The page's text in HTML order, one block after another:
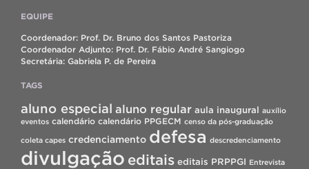
EQUIPE
Coordenador: Prof. Dr. Bruno dos Santos Pastoriza
Coordenador Adjunto: Prof. Dr. Fábio André Sangiogo
Secretária: Gabriela P. de Pereira
TAGS
aluno especial aluno regular aula inaugural auxílio
eventos calendário calendário PPGECM censo da pós-graduação
coleta capes credenciamento defesa descredenciamento
divulgação editais editais PRPPGI Entrevista